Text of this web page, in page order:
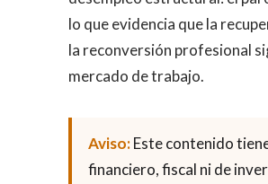
lo que evidencia que la
la reconversión profesional
mercado de trabajo.
Aviso:Este contenido
financiero, fiscal ni de